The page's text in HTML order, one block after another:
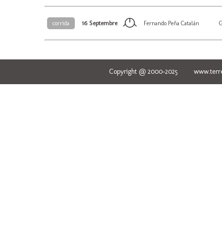
corrida 16 Septembre Fernando Peña Catalán
Copyright @ 2000-2025